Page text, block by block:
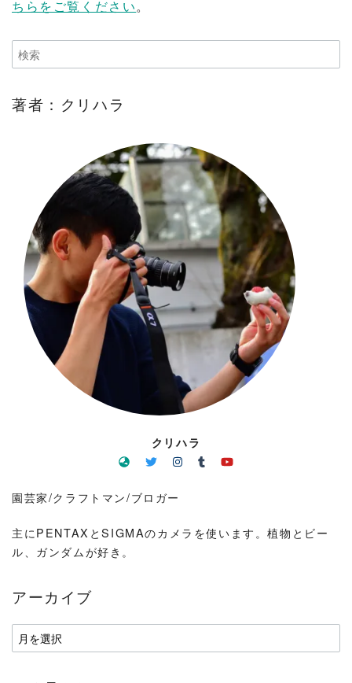
ちらをご覧ください。
著者：クリハラ
クリハラ
園芸家/クラフトマン/ブロガー
主にPENTAXとSIGMAのカメラを使います。植物とビー
ル、ガンダムが好き。
アーカイブ
ア
ー